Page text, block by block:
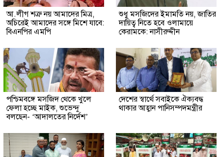
আ.লীগ শত্রু নয় আমাদের মিত্র,
অচিরেই আমাদের সঙ্গে মিশে যাবে:
বিএনপির এমপি
শুধু মসজিদের ইমামতি নয়, জাতির
দায়িত্ব নিতে হবে ওলামায়ে
কেরামকে: নাসীরুদ্দীন
পশ্চিমবঙ্গে মসজিদ থেকে খুলে
ফেলা হচ্ছে মাইক, শুভেন্দু
বলছেন- ‘আদালতের নির্দেশ’
দেশের স্বার্থে সবাইকে ঐক্যবদ্ধ
থাকার আহ্বান পানিসম্পদমন্ত্রীর